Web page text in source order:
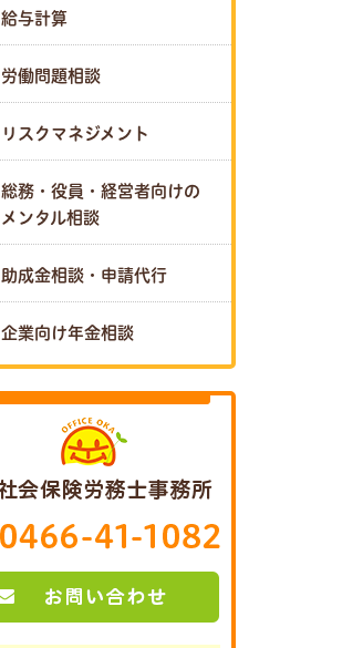
給与計算
労働問題相談
リスクマネジメント
総務・役員・経営者向けの
メンタル相談
助成金相談・申請代行
企業向け年金相談